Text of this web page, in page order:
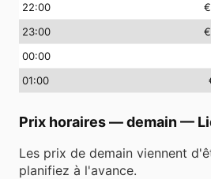
22:00
23:00
00:00
01:00
Prix horaires — demain —
Les prix de demain viennent
planifiez à l'avance.